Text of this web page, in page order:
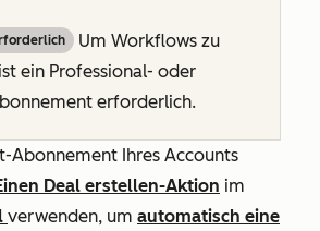
Um Workflows zu
ein Professional- oder
erforderlich.
Abonnement Ihres Accounts
Deal erstellen-Aktion im
verwenden, um automatisch eine